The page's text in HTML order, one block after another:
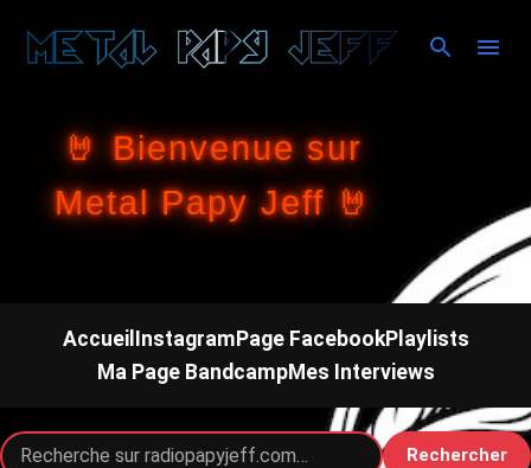
Accéder au contenu principal
🤘 Bienvenue sur
Metal Papy Jeff 🤘
Accueil InstagramPage FacebookPlaylists
Ma Page BandcampMes Interviews
Rechercher